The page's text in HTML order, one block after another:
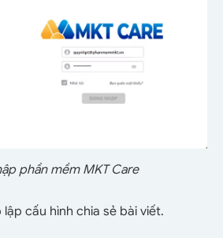
phần mềm MKT Care
lập cấu hình chia sẻ bài viết.